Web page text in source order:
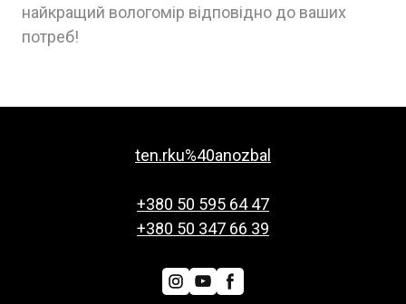
найкращий вологомір відповідно до ваших
потреб!
ten.rku%40anozbal
+380 50 595 64 47
+380 50 347 66 39